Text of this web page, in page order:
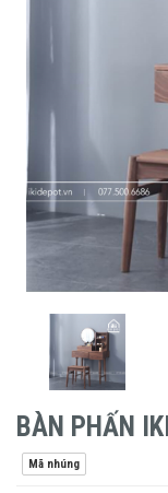
BÀN PHẤN
Mã nhúng